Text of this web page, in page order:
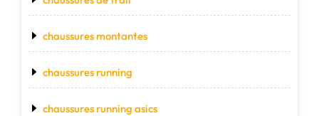
chaussures montantes
chaussures running
chaussures running asics